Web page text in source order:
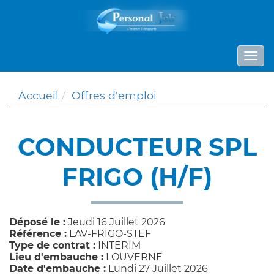
Accueil Offres d'emploi
CONDUCTEUR SPL
FRIGO (H/F)
Déposé le : Jeudi 16 Juillet 2026
Référence : LAV-FRIGO-STEF
Type de contrat : INTERIM
Lieu d'embauche : LOUVERNE
Date d'embauche : Lundi 27 Juillet 2026
Panneau de gestion des cookies